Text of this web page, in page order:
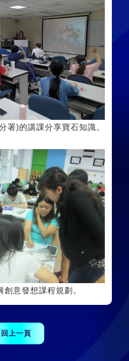
署)的講課分享寶石知識。
意發想課程規劃。